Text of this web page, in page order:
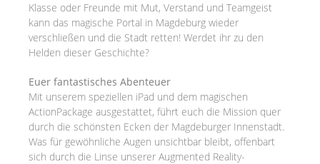
Klasse oder Freunde mit Mut, Verstand und Teamgeist
kann das magische Portal in Magdeburg wieder
verschließen und die Stadt retten! Werdet ihr zu den
Helden dieser Geschichte?
Euer fantastisches Abenteuer
Mit unserem speziellen iPad und dem magischen
ActionPackage ausgestattet, führt euch die Mission quer
durch die schönsten Ecken der Magdeburger Innenstadt.
Was für gewöhnliche Augen unsichtbar bleibt, offenbart
sich durch die Linse unserer Augmented Reality-